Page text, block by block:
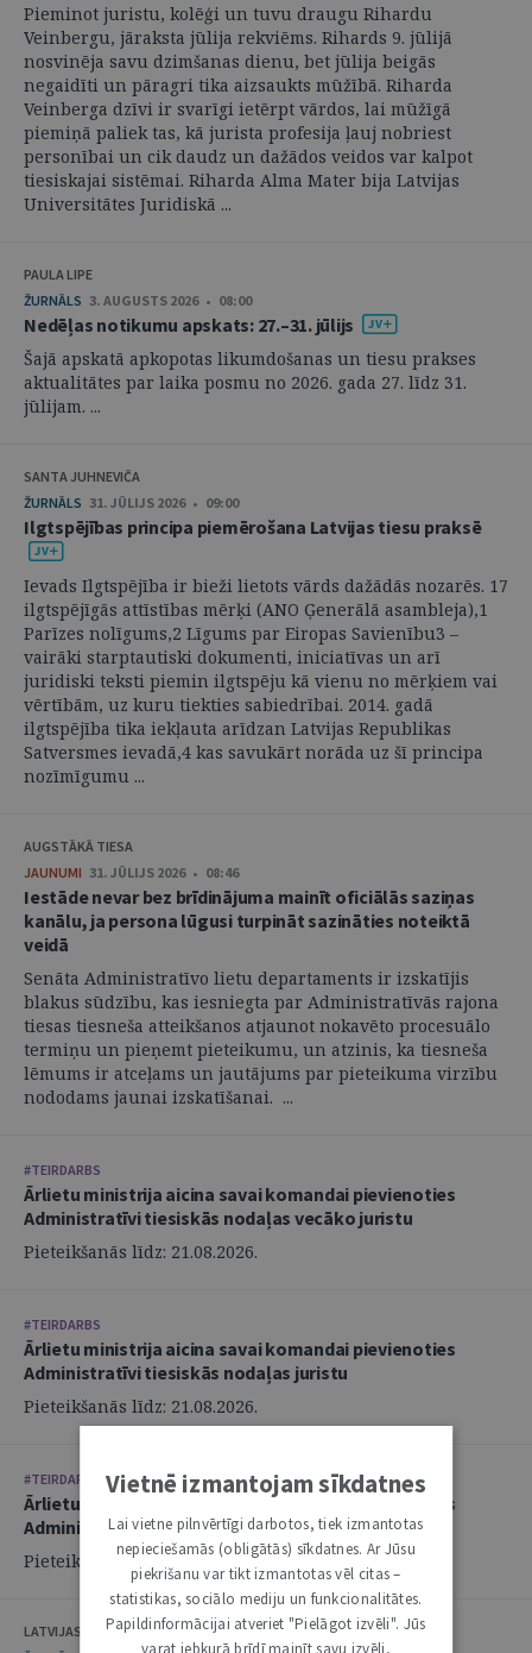
Pieminot juristu, kolēģi un tuvu draugu Rihardu
Veinbergu, jāraksta jūlija rekviēms. Rihards 9. jūlijā
nosvinēja savu dzimšanas dienu, bet jūlija beigās
negaidīti un pāragri tika aizsaukts mūžībā. Riharda
Veinberga dzīvi ir svarīgi ietērpt vārdos, lai mūžīgā
piemiņā paliek tas, kā jurista profesija ļauj nobriest
personībai un cik daudz un dažādos veidos var kalpot
tiesiskajai sistēmai. Riharda Alma Mater bija Latvijas
Universitātes Juridiskā ...
PAULA LIPE
ŽURNĀLS 3. AUGUSTS 2026 • 08:00
Nedēļas notikumu apskats: 27.–31. jūlijs
Šajā apskatā apkopotas likumdošanas un tiesu prakses
aktualitātes par laika posmu no 2026. gada 27. līdz 31.
jūlijam. ...
SANTA JUHNEVIČA
ŽURNĀLS 31. JŪLIJS 2026 • 09:00
Ilgtspējības principa piemērošana Latvijas tiesu praksē
Ievads Ilgtspējība ir bieži lietots vārds dažādās nozarēs. 17
ilgtspējīgās attīstības mērķi (ANO Ģenerālā asambleja),1
Parīzes nolīgums,2 Līgums par Eiropas Savienību3 –
vairāki starptautiski dokumenti, iniciatīvas un arī
juridiski teksti piemin ilgtspēju kā vienu no mērķiem vai
vērtībām, uz kuru tiekties sabiedrībai. 2014. gadā
ilgtspējība tika iekļauta arīdzan Latvijas Republikas
Satversmes ievadā,4 kas savukārt norāda uz šī principa
nozīmīgumu ...
AUGSTĀKĀ TIESA
JAUNUMI 31. JŪLIJS 2026 • 08:46
Iestāde nevar bez brīdinājuma mainīt oficiālās saziņas
kanālu, ja persona lūgusi turpināt sazināties noteiktā
veidā
Senāta Administratīvo lietu departaments ir izskatījis
blakus sūdzību, kas iesniegta par Administratīvās rajona
tiesas tiesneša atteikšanos atjaunot nokavēto procesuālo
termiņu un pieņemt pieteikumu, un atzinis, ka tiesneša
lēmums ir atceļams un jautājums par pieteikuma virzību
nododams jaunai izskatīšanai. ...
#TEIRDARBS
Ārlietu ministrija aicina savai komandai pievienoties
Administratīvi tiesiskās nodaļas vecāko juristu
Pieteikšanās līdz: 21.08.2026.
#TEIRDARBS
Ārlietu ministrija aicina savai komandai pievienoties
Administratīvi tiesiskās nodaļas juristu
Pieteikšanās līdz: 21.08.2026.
#TEIRDARBS
Ārlietu ministrija aicina savai komandai pievienoties
Administratīvi tiesiskās nodaļas juristu
Pieteikšanās līdz: 21.08.2026.
LATVIJAS ZVĒRINĀTU ADVOKĀTU PADOME
Vietnē izmantojam sīkdatnes
Lai vietne pilnvērtīgi darbotos, tiek izmantotas
nepieciešamās (obligātās) sīkdatnes. Ar Jūsu
piekrišanu var tikt izmantotas vēl citas –
statistikas, sociālo mediju un funkcionalitātes.
Papildinformācijai atveriet "Pielāgot izvēli". Jūs
varat jebkurā brīdī mainīt savu izvēli,